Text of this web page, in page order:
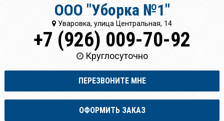
ООО "Уборка №1"
Уваровка, улица Центральная, 14
+7 (926) 009-70-92
Круглосуточно
ПЕРЕЗВОНИТЕ МНЕ
ОФОРМИТЬ ЗАКАЗ